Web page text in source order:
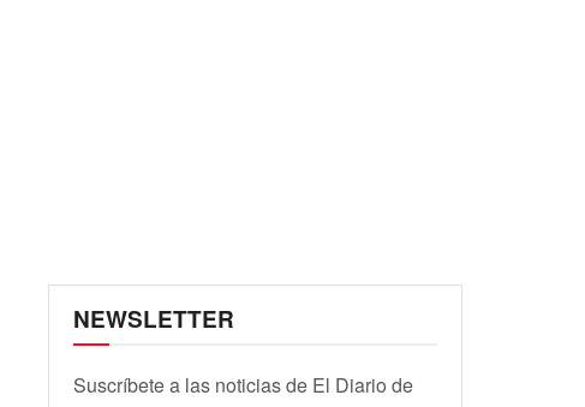
NEWSLETTER
Suscríbete a las noticias de El Diario de